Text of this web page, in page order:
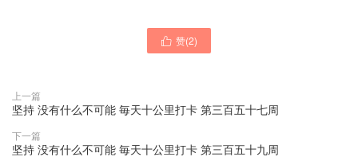
 赞(2)
上一篇
坚持 没有什么不可能 毎天十公里打卡 第三百五十七周
下一篇
坚持 没有什么不可能 毎天十公里打卡 第三百五十九周